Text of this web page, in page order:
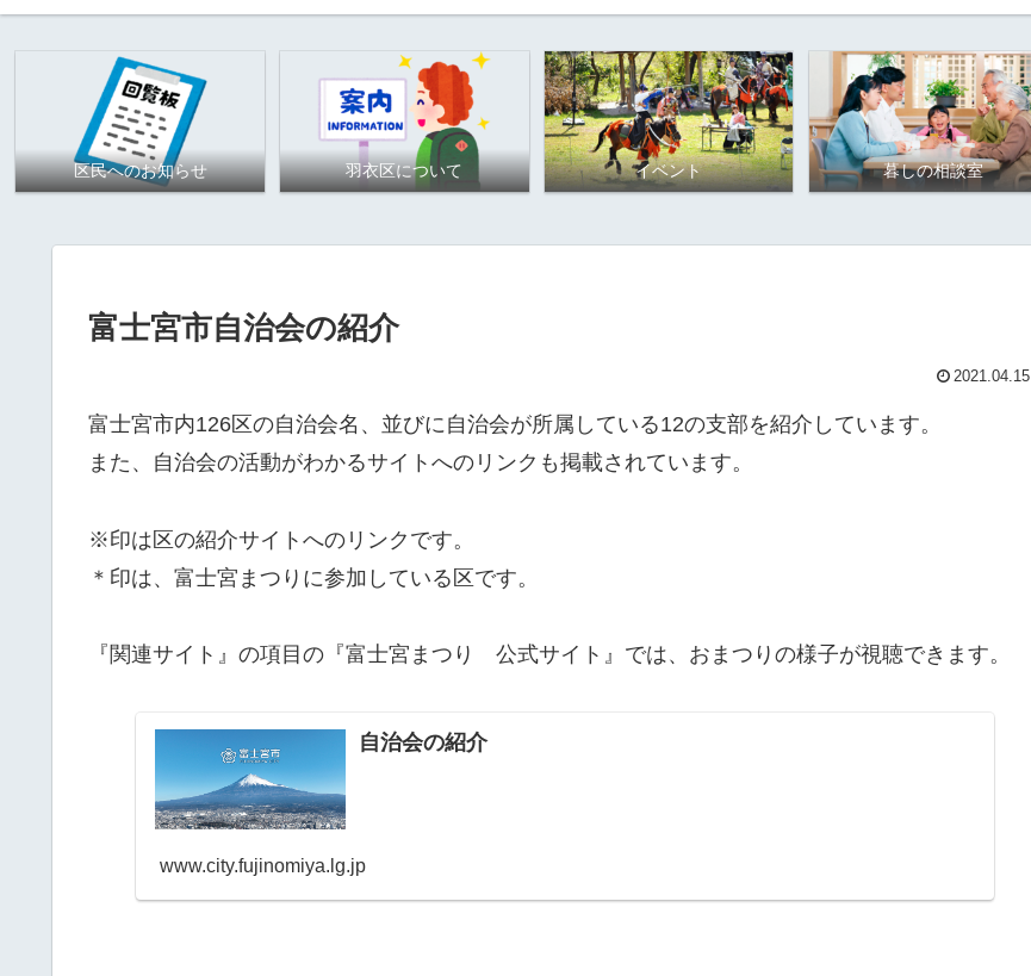
区民へのお知らせ 羽衣区について イベント 暮しの相談室
富士宮市自治会の紹介
2021.04.15
富士宮市内126区の自治会名、並びに自治会が所属している12の支部を紹介しています。
また、自治会の活動がわかるサイトへのリンクも掲載されています。
※印は区の紹介サイトへのリンクです。
＊印は、富士宮まつりに参加している区です。
『関連サイト』の項目の『富士宮まつり 公式サイト』では、おまつりの様子が視聴できます。
自治会の紹介
www.city.fujinomiya.lg.jp